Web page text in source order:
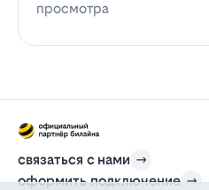
просмотра
связаться с нами
оформить подключение